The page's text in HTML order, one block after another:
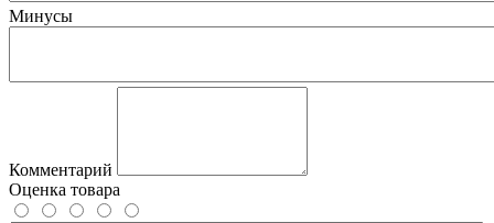
Минусы
Комментарий
Оценка товара